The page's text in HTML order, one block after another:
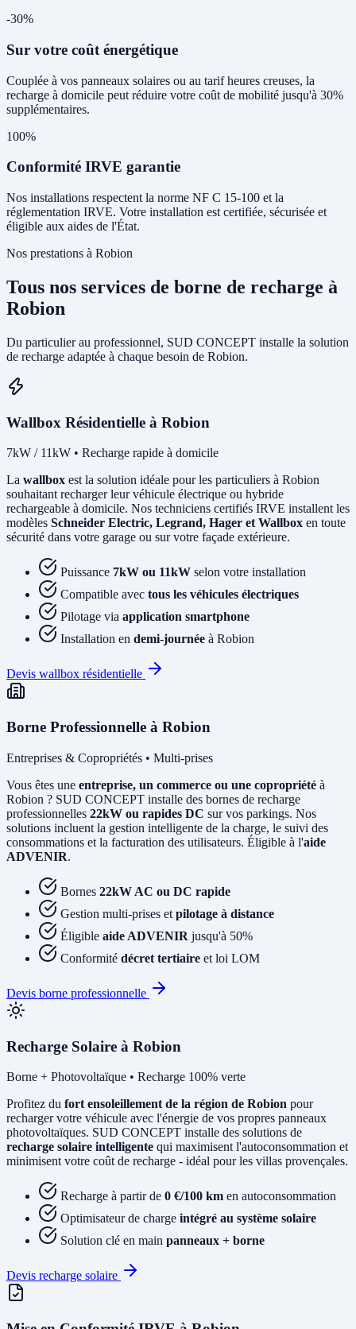
-30%
Sur votre coût énergétique
Couplée à vos panneaux solaires ou au tarif heures creuses, la
recharge à domicile peut réduire votre coût de mobilité jusqu'à 30%
supplémentaires.
100%
Conformité IRVE garantie
Nos installations respectent la norme NF C 15-100 et la
réglementation IRVE. Votre installation est certifiée, sécurisée et
éligible aux aides de l'État.
Nos prestations à Robion
Tous nos services de borne de recharge à
Robion
Du particulier au professionnel, SUD CONCEPT installe la solution
de recharge adaptée à chaque besoin de Robion.
Wallbox Résidentielle à Robion
7kW / 11kW • Recharge rapide à domicile
La wallbox est la solution idéale pour les particuliers à Robion
souhaitant recharger leur véhicule électrique ou hybride
rechargeable à domicile. Nos techniciens certifiés IRVE installent les
modèles Schneider Electric, Legrand, Hager et Wallbox en toute
sécurité dans votre garage ou sur votre façade extérieure.
Puissance 7kW ou 11kW selon votre installation
Compatible avec tous les véhicules électriques
Pilotage via application smartphone
Installation en demi-journée à Robion
Devis wallbox résidentielle
Borne Professionnelle à Robion
Entreprises & Copropriétés • Multi-prises
Vous êtes une entreprise, un commerce ou une copropriété à
Robion ? SUD CONCEPT installe des bornes de recharge
professionnelles 22kW ou rapides DC sur vos parkings. Nos
solutions incluent la gestion intelligente de la charge, le suivi des
consommations et la facturation des utilisateurs. Éligible à l'aide
ADVENIR.
Bornes 22kW AC ou DC rapide
Gestion multi-prises et pilotage à distance
Éligible aide ADVENIR jusqu'à 50%
Conformité décret tertiaire et loi LOM
Devis borne professionnelle
Recharge Solaire à Robion
Borne + Photovoltaïque • Recharge 100% verte
Profitez du fort ensoleillement de la région de Robion pour
recharger votre véhicule avec l'énergie de vos propres panneaux
photovoltaïques. SUD CONCEPT installe des solutions de
recharge solaire intelligente qui maximisent l'autoconsommation et
minimisent votre coût de recharge - idéal pour les villas provençales.
Recharge à partir de 0 €/100 km en autoconsommation
Optimisateur de charge intégré au système solaire
Solution clé en main panneaux + borne
Devis recharge solaire